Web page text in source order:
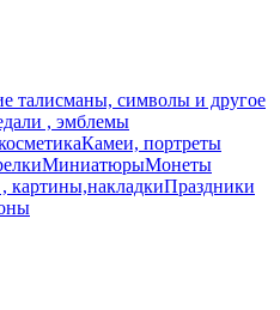
талисманы, символы и другое
, эмблемы
Камеи, портреты
МиниатюрыМонеты
картины,накладкиПраздники